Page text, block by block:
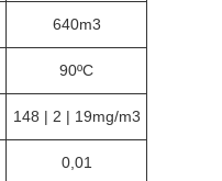
640m3
90ºC
148 | 2 | 19mg/m3
0,01